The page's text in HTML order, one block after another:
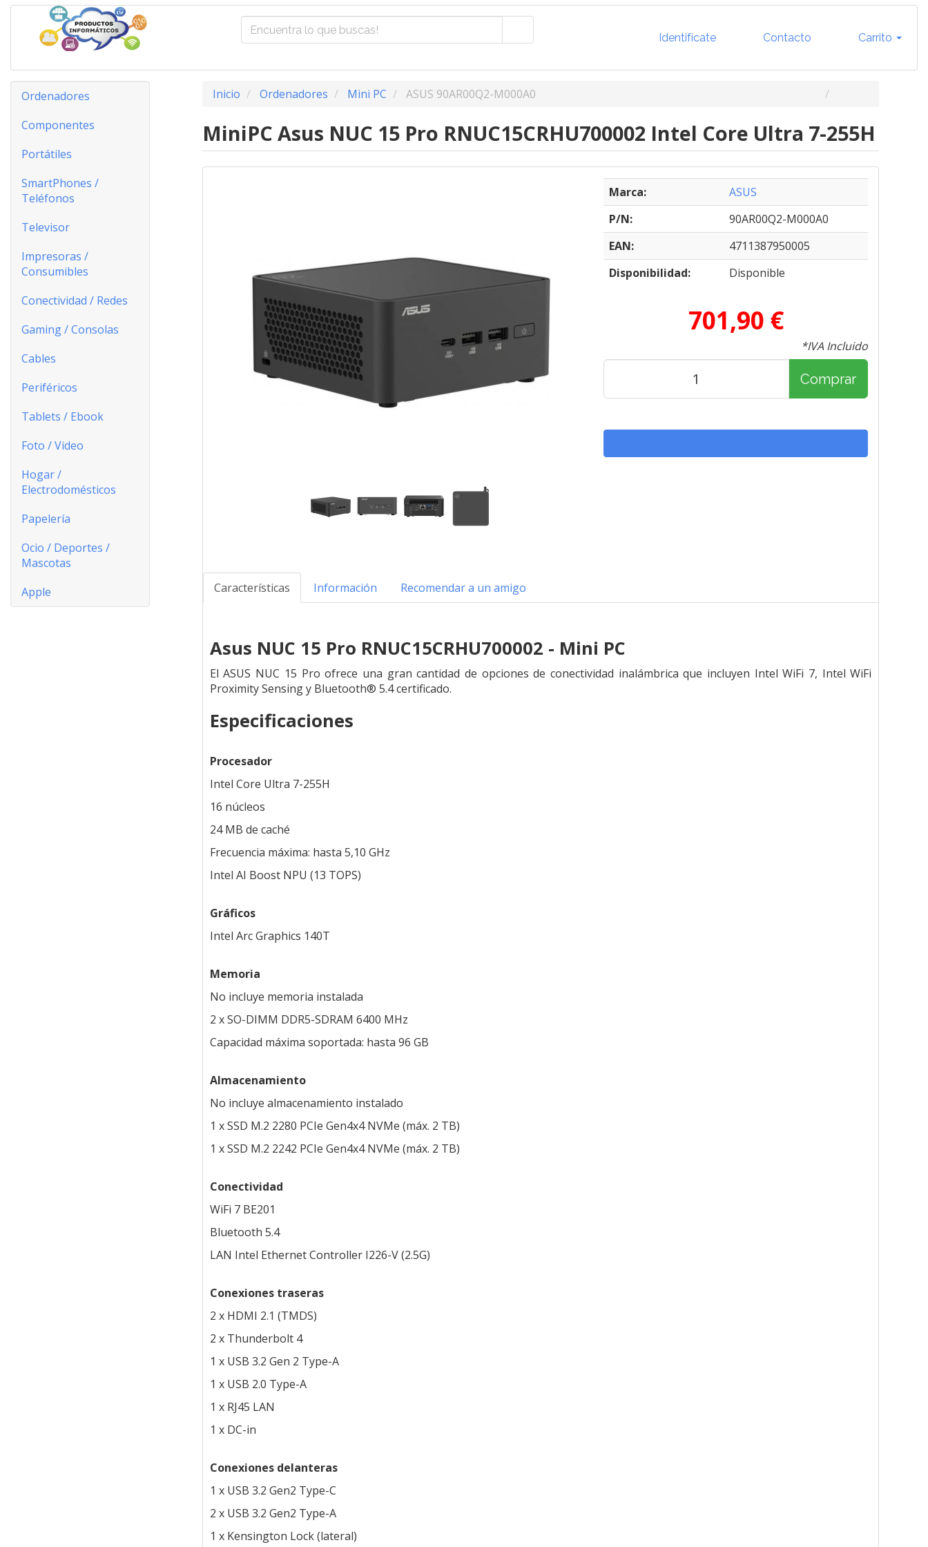
Identifícate Contacto Carrito
Ordenadores
Componentes
Portátiles
SmartPhones /
Teléfonos
Televisor
Impresoras /
Consumibles
Conectividad / Redes
Gaming / Consolas
Cables
Periféricos
Tablets / Ebook
Foto / Video
Hogar /
Electrodomésticos
Papelería
Ocio / Deportes /
Mascotas
Apple
Inicio Ordenadores Mini PC ASUS 90AR00Q2-M000A0
MiniPC Asus NUC 15 Pro RNUC15CRHU700002 Intel Core Ultra 7-255H
Marca:
ASUS
P/N:
90AR00Q2-M000A0
EAN:
4711387950005
Disponibilidad:
Disponible
701,90 €
*IVA Incluido
Comprar
Características Información Recomendar a un amigo
Asus NUC 15 Pro RNUC15CRHU700002 - Mini PC
El ASUS NUC 15 Pro ofrece una gran cantidad de opciones de conectividad inalámbrica que incluyen Intel WiFi 7, Intel WiFi
Proximity Sensing y Bluetooth® 5.4 certificado.
Especificaciones
Procesador
Intel Core Ultra 7-255H
16 núcleos
24 MB de caché
Frecuencia máxima: hasta 5,10 GHz
Intel AI Boost NPU (13 TOPS)
Gráficos
Intel Arc Graphics 140T
Memoria
No incluye memoria instalada
2 x SO-DIMM DDR5-SDRAM 6400 MHz
Capacidad máxima soportada: hasta 96 GB
Almacenamiento
No incluye almacenamiento instalado
1 x SSD M.2 2280 PCIe Gen4x4 NVMe (máx. 2 TB)
1 x SSD M.2 2242 PCIe Gen4x4 NVMe (máx. 2 TB)
Conectividad
WiFi 7 BE201
Bluetooth 5.4
LAN Intel Ethernet Controller I226-V (2.5G)
Conexiones traseras
2 x HDMI 2.1 (TMDS)
2 x Thunderbolt 4
1 x USB 3.2 Gen 2 Type-A
1 x USB 2.0 Type-A
1 x RJ45 LAN
1 x DC-in
Conexiones delanteras
1 x USB 3.2 Gen2 Type-C
2 x USB 3.2 Gen2 Type-A
1 x Kensington Lock (lateral)